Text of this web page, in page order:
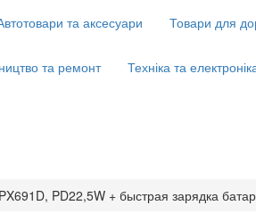
та аксесуари Товари для
та ремонт Техніка та
PD22,5W + быстрая зарядка